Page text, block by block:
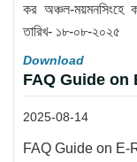
কর অঞ্চল-ময়মনসিংহে
তারিখ- ১৮-০৮-২০২৫
Download
FAQ Guide on
2025-08-14
FAQ Guide on E-